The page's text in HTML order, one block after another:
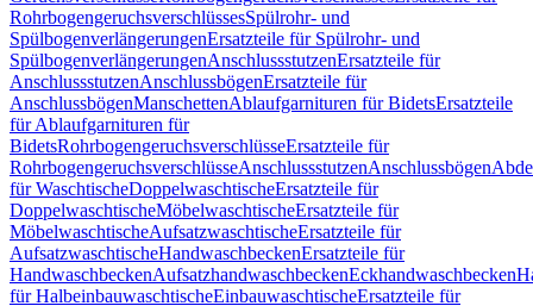
RohrbogengeruchsverschlüssesSpülrohr- und
SpülbogenverlängerungenErsatzteile für Spülrohr- und
SpülbogenverlängerungenAnschlussstutzenErsatzteile für
AnschlussstutzenAnschlussbögenErsatzteile für
AnschlussbögenManschettenAblaufgarnituren für BidetsErsatzteile
für Ablaufgarnituren für
BidetsRohrbogengeruchsverschlüsseErsatzteile für
RohrbogengeruchsverschlüsseAnschlussstutzenAnschlussbögen
für WaschtischeDoppelwaschtischeErsatzteile für
DoppelwaschtischeMöbelwaschtischeErsatzteile für
MöbelwaschtischeAufsatzwaschtischeErsatzteile für
AufsatzwaschtischeHandwaschbeckenErsatzteile für
HandwaschbeckenAufsatzhandwaschbeckenEckhandwaschbecken
für HalbeinbauwaschtischeEinbauwaschtischeErsatzteile für